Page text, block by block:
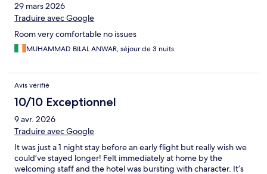
29 mars 2026
Traduire avec Google
Room very comfortable no issues
MUHAMMAD BILAL ANWAR, séjour de 3 nuits
Avis vérifié
10/10 Exceptionnel
9 avr. 2026
Traduire avec Google
It was just a 1 night stay before an early flight but really wish we
could’ve stayed longer! Felt immediately at home by the
welcoming staff and the hotel was bursting with character. It’s